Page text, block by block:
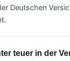
Deutschen
teuer in der